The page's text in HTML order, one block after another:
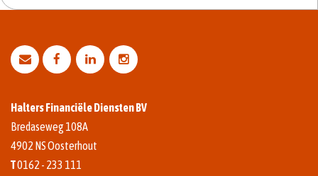
Halters Financiële Diensten BV
Bredaseweg 108A
4902 NSOosterhout
T0162 - 233 111